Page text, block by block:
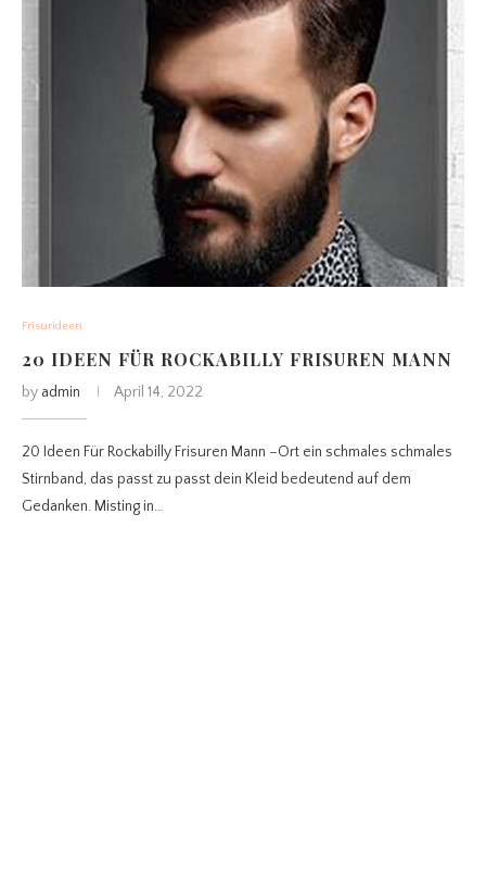
Frisurideen
20 IDEEN FÜR ROCKABILLY FRISUREN MANN
by admin April 14, 2022
20 Ideen Für Rockabilly Frisuren Mann –Ort ein schmales schmales
Stirnband, das passt zu passt dein Kleid bedeutend auf dem
Gedanken. Misting in…